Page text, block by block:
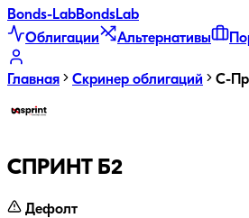
Bonds-LabBondsLab
Облигации
Альтернативы
Главная Скринер облигаций С-
СПРИНТ Б2
Дефолт